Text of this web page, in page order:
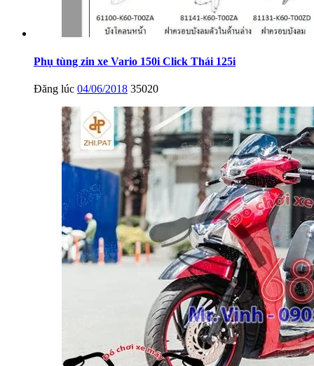
Phụ tùng zin xe Vario 150i Click Thái 125i
Đăng lúc 04/06/2018 35020